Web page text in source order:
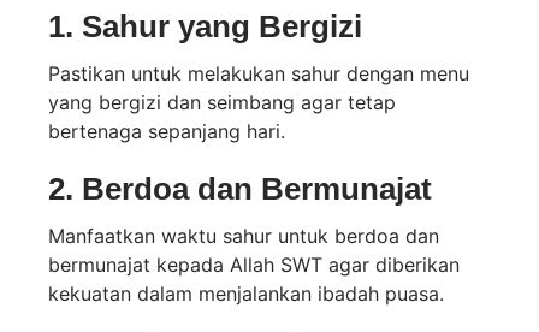
1. Sahur yang Bergizi
Pastikan untuk melakukan sahur dengan menu
yang bergizi dan seimbang agar tetap
bertenaga sepanjang hari.
2. Berdoa dan Bermunajat
Manfaatkan waktu sahur untuk berdoa dan
bermunajat kepada Allah SWT agar diberikan
kekuatan dalam menjalankan ibadah puasa.